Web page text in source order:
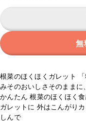
無
根菜のほくほくガレット
みそのおいしさそのまま
かんたん 根菜のほくほく
ガレットに 外はこんがり
しんで